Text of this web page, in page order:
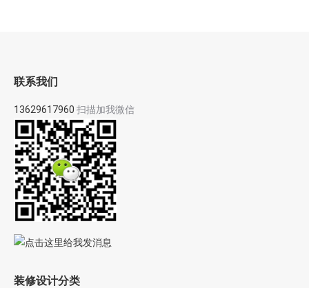
联系我们
13629617960 扫描加我微信
装修设计分类